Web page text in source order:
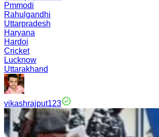
Pmmodi
Rahulgandhi
Uttarpradesh
Haryana
Hardoi
Cricket
Lucknow
Uttarakhand
vikashrajput123